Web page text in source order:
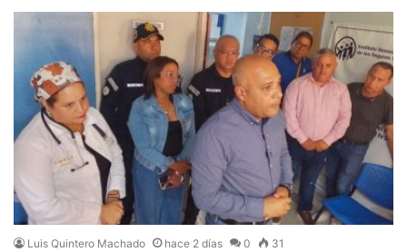
Luis Quintero Machado hace 2 días 0 31